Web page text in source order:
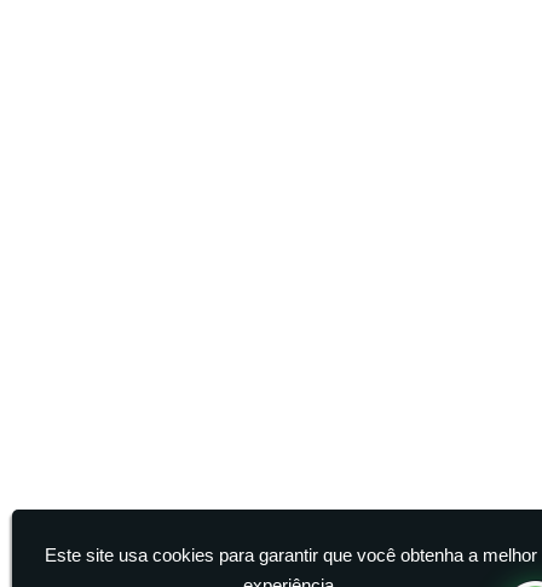
Este site usa cookies para garantir que você obtenha a melhor